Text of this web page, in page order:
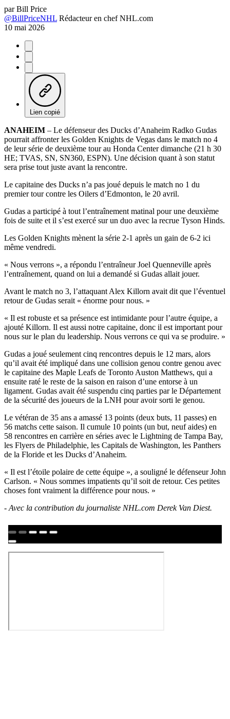
par Bill Price
@BillPriceNHL Rédacteur en chef NHL.com
10 mai 2026
Lien copié
ANAHEIM – Le défenseur des Ducks d’Anaheim Radko Gudas
pourrait affronter les Golden Knights de Vegas dans le match no 4
de leur série de deuxième tour au Honda Center dimanche (21 h 30
HE; TVAS, SN, SN360, ESPN). Une décision quant à son statut
sera prise tout juste avant la rencontre.
Le capitaine des Ducks n’a pas joué depuis le match no 1 du
premier tour contre les Oilers d’Edmonton, le 20 avril.
Gudas a participé à tout l’entraînement matinal pour une deuxième
fois de suite et il s’est exercé sur un duo avec la recrue Tyson Hinds.
Les Golden Knights mènent la série 2-1 après un gain de 6-2 ici
même vendredi.
« Nous verrons », a répondu l’entraîneur Joel Quenneville après
l’entraînement, quand on lui a demandé si Gudas allait jouer.
Avant le match no 3, l’attaquant Alex Killorn avait dit que l’éventuel
retour de Gudas serait « énorme pour nous. »
« Il est robuste et sa présence est intimidante pour l’autre équipe, a
ajouté Killorn. Il est aussi notre capitaine, donc il est important pour
nous sur le plan du leadership. Nous verrons ce qui va se produire. »
Gudas a joué seulement cinq rencontres depuis le 12 mars, alors
qu’il avait été impliqué dans une collision genou contre genou avec
le capitaine des Maple Leafs de Toronto Auston Matthews, qui a
ensuite raté le reste de la saison en raison d’une entorse à un
ligament. Gudas avait été suspendu cinq parties par le Département
de la sécurité des joueurs de la LNH pour avoir sorti le genou.
Le vétéran de 35 ans a amassé 13 points (deux buts, 11 passes) en
56 matchs cette saison. Il cumule 10 points (un but, neuf aides) en
58 rencontres en carrière en séries avec le Lightning de Tampa Bay,
les Flyers de Philadelphie, les Capitals de Washington, les Panthers
de la Floride et les Ducks d’Anaheim.
« Il est l’étoile polaire de cette équipe », a souligné le défenseur John
Carlson. « Nous sommes impatients qu’il soit de retour. Ces petites
choses font vraiment la différence pour nous. »
- Avec la contribution du journaliste NHL.com Derek Van Diest.